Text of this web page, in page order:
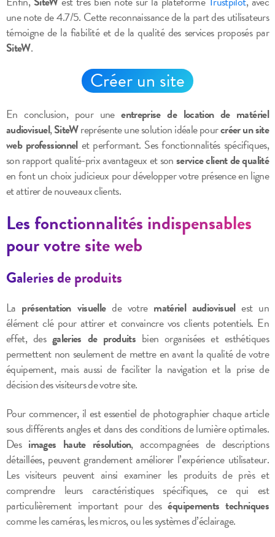
une note de 4.7/5. Cette reconnaissance de la part des utilisateurs
témoigne de la fiabilité et de la qualité des services proposés par
SiteW.
Créer un site
En conclusion, pour uneentreprise de location de matériel
audiovisuel,SiteWreprésente une solution idéale pourcréer un site
web professionnelet performant. Ses fonctionnalités spécifiques,
son rapport qualité-prix avantageux et sonservice client de qualité
en font un choix judicieux pour développer votre présence en ligne
et attirer de nouveaux clients.
Les fonctionnalités indispensables
pour votre site web
Galeries de produits
La présentation visuellede votre matériel audiovisuelest un
élément clé pour attirer et convaincre vos clients potentiels. En
effet, des galeries de produits bien organisées et esthétiques
permettent non seulement de mettre en avant la qualité de votre
équipement, mais aussi de faciliter la navigation et la prise de
décision des visiteurs de votre site.
Pour commencer, il est essentiel de photographier chaque article
sous différents angles et dans des conditions de lumière optimales.
Des images haute résolution, accompagnées de descriptions
détaillées, peuvent grandement améliorer l’expérience utilisateur.
Les visiteurs peuvent ainsi examiner les produits de près et
comprendre leurs caractéristiques spécifiques, ce qui est
particulièrement important pour deséquipements techniques
comme les caméras, les micros, ou les systèmes d’éclairage.